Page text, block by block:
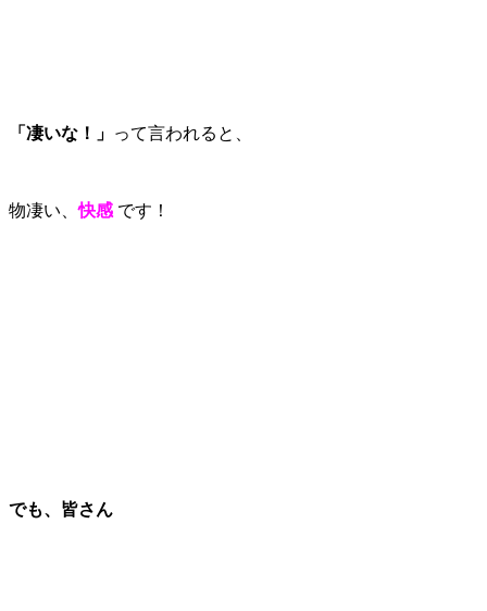
「凄いな！」 って言われると、
物凄い、快感 です！
でも、皆さん